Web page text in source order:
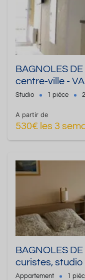
BAGNOLES DE
centre-ville -
Studio 1 pièce
A partir de
530€ les 3
BAGNOLES
curistes, studio
Appartement 1